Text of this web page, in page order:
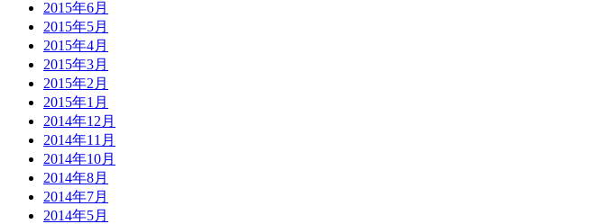
2015年6月
2015年5月
2015年4月
2015年3月
2015年2月
2015年1月
2014年12月
2014年11月
2014年10月
2014年8月
2014年7月
2014年5月